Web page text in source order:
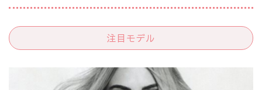
注目モデル